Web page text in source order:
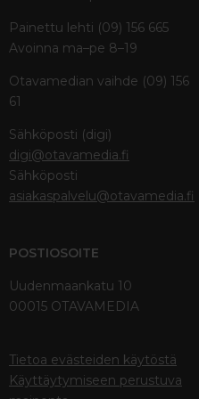
Painettu lehti (09) 156 665
Avoinna ma–pe 8–19
Otavamedian vaihde (09) 156
61
Sähköposti (digi)
digi@otavamedia.fi
Sähköposti
asiakaspalvelu@otavamedia.fi
POSTIOSOITE
Uudenmaankatu 10
00015 OTAVAMEDIA
Tietoa evästeiden käytöstä
Käyttäytymiseen perustuva